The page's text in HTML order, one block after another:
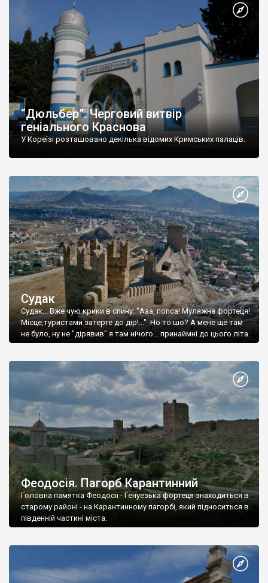
“Дюльбер”. Черговий витвір
геніального Краснова
У Кореїзі розташовано декілька відомих Кримських палаців.
Судак
Судак... Вже чую крики в спину: "Ааа, попса! Муляжна фортеця!
Місце,туристами затерте до дір!..." Но то шо? А мене ще там
не було, ну не "дірявив" я там нічого... принаймні до цього літа.
Феодосія. Пагорб Карантинний
Головна памятка Феодосії - Генуезька фортеця знаходиться в
старому районі - на Карантинному пагорбі, який підноситься в
південній частині міста.